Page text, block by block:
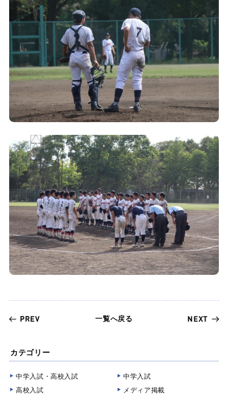
PREV 一覧へ戻る NEXT
カテゴリー
中学入試・高校入試
中学入試
高校入試
メディア掲載